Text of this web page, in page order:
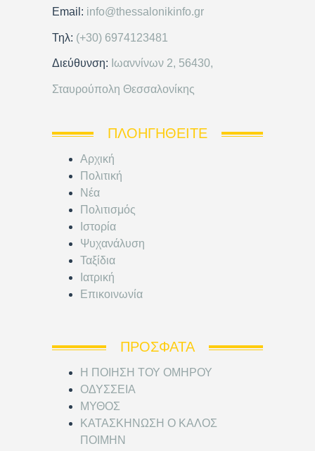
Email: info@thessalonikinfo.gr
Τηλ: (+30) 6974123481
Διεύθυνση: Ιωαννίνων 2, 56430,
Σταυρούπολη Θεσσαλονίκης
ΠΛΟΗΓΗΘΕΊΤΕ
Αρχική
Πολιτική
Νέα
Πολιτισμός
Ιστορία
Ψυχανάλυση
Ταξίδια
Ιατρική
Επικοινωνία
ΠΡΌΣΦΑΤΑ
Η ΠΟΙΗΣΗ ΤΟΥ ΟΜΗΡΟΥ
ΟΔΥΣΣΕΙΑ
ΜΥΘΟΣ
ΚΑΤΑΣΚΗΝΩΣΗ Ο ΚΑΛΟΣ
ΠΟΙΜΗΝ